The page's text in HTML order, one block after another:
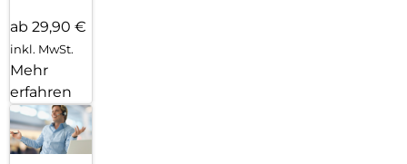
ab 29,90 €
inkl. MwSt.
Mehr
erfahren